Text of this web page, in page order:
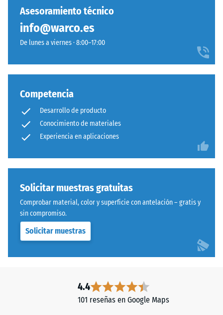
Asesoramiento técnico
info@warco.es
De lunes a viernes · 8:00–17:00
Competencia
Desarrollo de producto
Conocimiento de materiales
Experiencia en aplicaciones
Solicitar muestras gratuitas
Comprobar material, color y superficie con antelación – gratis y
sin compromiso.
Solicitar muestras
4.4
101 reseñas en Google Maps